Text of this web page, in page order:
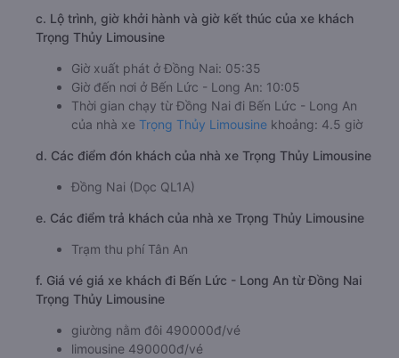
c. Lộ trình, giờ khởi hành và giờ kết thúc của xe khách
Trọng Thủy Limousine
Giờ xuất phát ở Đồng Nai: 05:35
Giờ đến nơi ở Bến Lức - Long An: 10:05
Thời gian chạy từ Đồng Nai đi Bến Lức - Long An
của nhà xe Trọng Thủy Limousine khoảng: 4.5 giờ
d. Các điểm đón khách của nhà xe Trọng Thủy Limousine
Đồng Nai (Dọc QL1A)
e. Các điểm trả khách của nhà xe Trọng Thủy Limousine
Trạm thu phí Tân An
f. Giá vé giá xe khách đi Bến Lức - Long An từ Đồng Nai
Trọng Thủy Limousine
giường nằm đôi 490000đ/vé
limousine 490000đ/vé